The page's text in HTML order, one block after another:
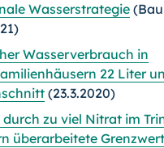
Wasserstrategie
Wasserverbrauch in
22 Liter
(23.3.2020)
durch zu viel Nitrat im
überarbeitete